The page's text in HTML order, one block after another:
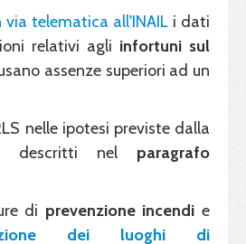
via telematica all'INAIL i dati
relativi agli infortuni sul
assenze superiori ad un
nelle ipotesi previste dalla
descritti nel paragrafo
di prevenzione incendi e
dei luoghi di